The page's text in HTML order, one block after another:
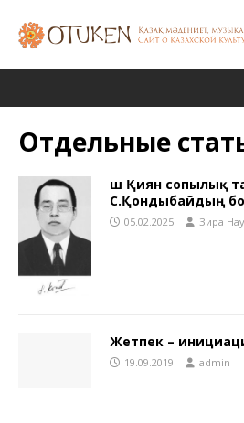
Отдельные
Үш Қиян сопылық
С.Қондыбайдың
05.02.2025 Зира
Жетпек –
19.09.2019 admin